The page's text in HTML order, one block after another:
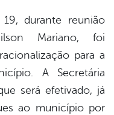
durante reunião
Mariano, foi
para a
A Secretária
será efetivado, já
ao município por